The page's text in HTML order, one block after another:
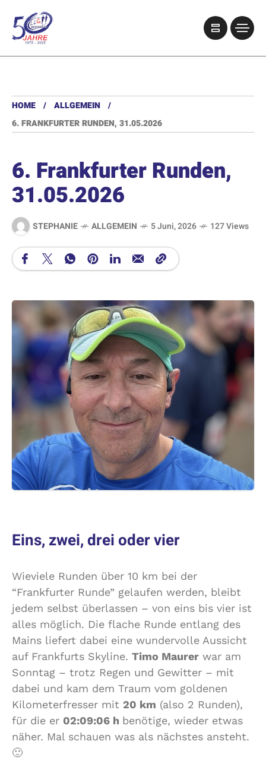
HOME
ALLGEMEIN
6. FRANKFURTER RUNDEN, 31.05.2026
6. Frankfurter Runden,
31.05.2026
STEPHANIE ALLGEMEIN 5 Juni, 2026 127 Views
Eins, zwei, drei oder vier
Wieviele Runden über 10 km bei der
“Frankfurter Runde” gelaufen werden, bleibt
jedem selbst überlassen – von eins bis vier ist
alles möglich. Die flache Runde entlang des
Mains liefert dabei eine wundervolle Aussicht
auf Frankfurts Skyline. Timo Maurer war am
Sonntag – trotz Regen und Gewitter – mit
dabei und kam dem Traum vom goldenen
Kilometerfresser mit 20 km (also 2 Runden),
für die er 02:09:06 h benötige, wieder etwas
näher. Mal schauen was als nächstes ansteht.
🙂